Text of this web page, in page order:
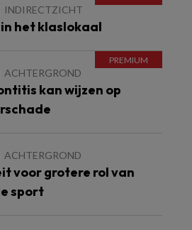
INDIRECTZICHT
het klaslokaal
ACHTERGROND
kan wijzen op
ACHTERGROND
voor grotere rol van
sport